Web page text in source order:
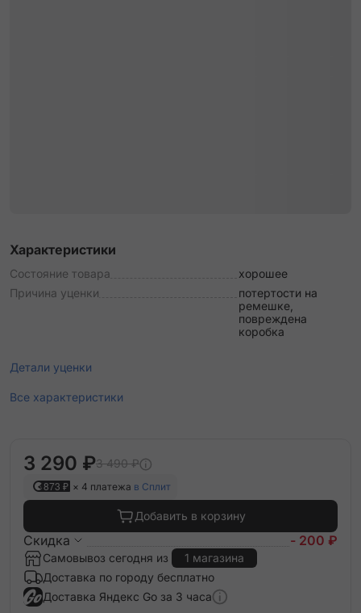
Характеристики
Состояние товара
хорошее
Причина уценки
потертости на
ремешке,
повреждена
коробка
Детали уценки
Все характеристики
3 290 ₽3 490 ₽
873 ₽ × 4 платежа в Сплит
Добавить в корзину
Скидка - 200 ₽
Самовывоз сегодня из
1 магазина
Доставка по городу бесплатно
Доставка Яндекс Go за 3 часа